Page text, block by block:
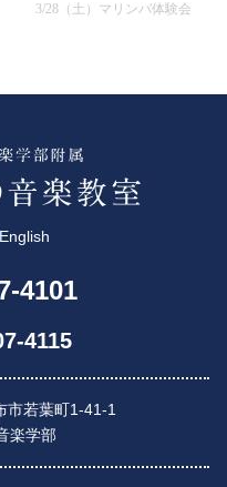
3/28（土）マリンバ体験会
English
4101
4115
市若葉町1-41-1
楽学部